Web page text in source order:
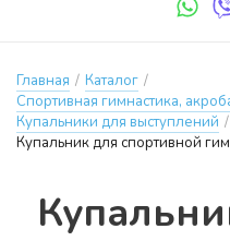
Главная / Каталог /
Спортивная гимнастика,
Купальники для выступлений /
Купальник для спортивной